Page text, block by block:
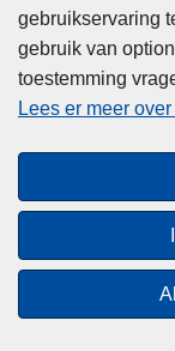
gebruikservaring
gebruik van
toestemming
Lees er meer